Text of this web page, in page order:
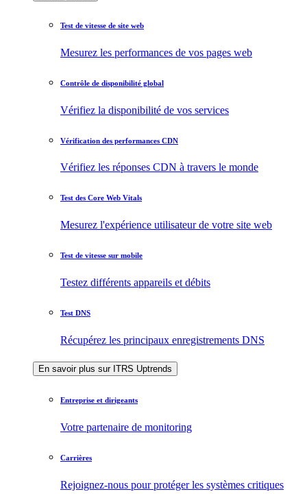
Test de vitesse de site web
Mesurez les performances de vos pages web
Contrôle de disponibilité global
Vérifiez la disponibilité de vos services
Vérification des performances CDN
Vérifiez les réponses CDN à travers le monde
Test des Core Web Vitals
Mesurez l'expérience utilisateur de votre site web
Test de vitesse sur mobile
Testez différents appareils et débits
Test DNS
Récupérez les principaux enregistrements DNS
En savoir plus sur ITRS Uptrends
Entreprise et dirigeants
Votre partenaire de monitoring
Carrières
Rejoignez-nous pour protéger les systèmes critiques